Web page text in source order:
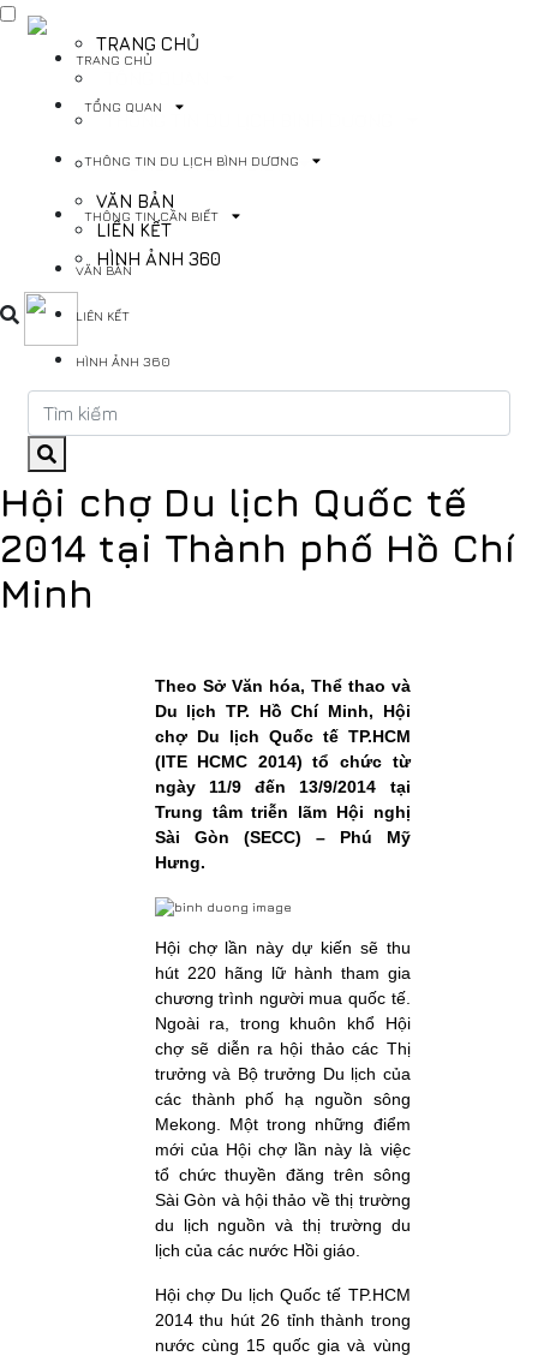
TRANG CHỦ
THÔNG TIN CẦN BIẾT
VĂN BẢN
LIÊN KẾT
HÌNH ẢNH 360
TRANG CHỦ
TỔNG QUAN
THÔNG TIN DU LỊCH BÌNH DƯƠNG
THÔNG TIN CẦN BIẾT
VĂN BẢN
LIÊN KẾT
HÌNH ẢNH 360
Hội chợ Du lịch Quốc tế
2014 tại Thành phố Hồ Chí
Minh
Theo Sở Văn hóa, Thể thao và
Du lịch TP. Hồ Chí Minh, Hội
chợ Du lịch Quốc tế TP.HCM
(ITE HCMC 2014) tổ chức từ
ngày 11/9 đến 13/9/2014 tại
Trung tâm triễn lãm Hội nghị
Sài Gòn (SECC) – Phú Mỹ
Hưng.
Hội chợ lần này dự kiến sẽ thu
hút 220 hãng lữ hành tham gia
chương trình người mua quốc tế.
Ngoài ra, trong khuôn khổ Hội
chợ sẽ diễn ra hội thảo các Thị
trưởng và Bộ trưởng Du lịch của
các thành phố hạ nguồn sông
Mekong. Một trong những điểm
mới của Hội chợ lần này là việc
tổ chức thuyền đăng trên sông
Sài Gòn và hội thảo về thị trường
du lịch nguồn và thị trường du
lịch của các nước Hồi giáo.
Hội chợ Du lịch Quốc tế TP.HCM
2014 thu hút 26 tỉnh thành trong
nước cùng 15 quốc gia và vùng